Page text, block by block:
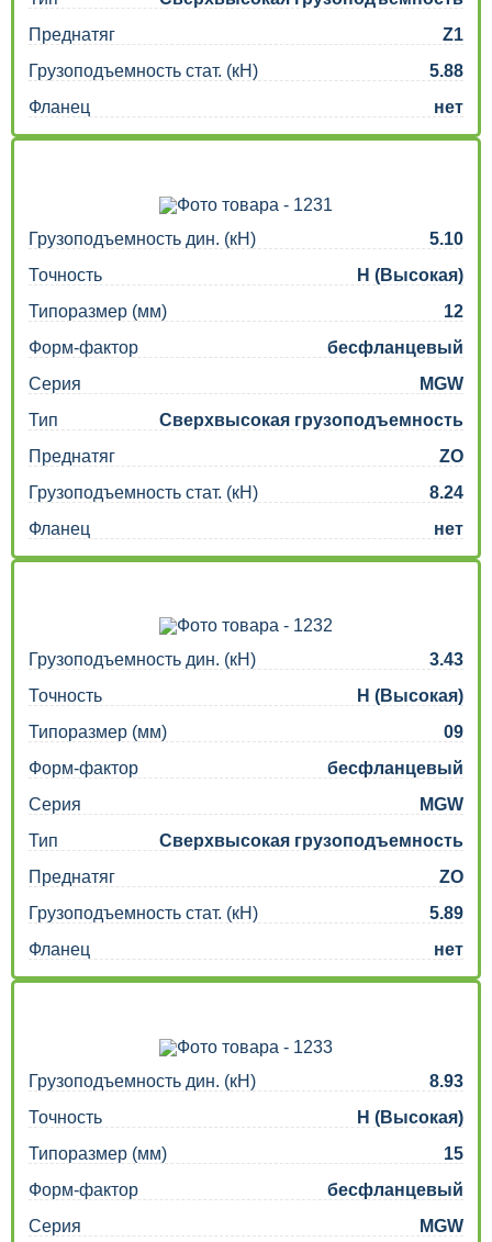
Преднатяг
Z1
Грузоподъемность стат. (кН)
5.88
Фланец
нет
Грузоподъемность дин. (кН)
5.10
Точность
H (Высокая)
Типоразмер (мм)
12
Форм-фактор
бесфланцевый
Серия
MGW
Тип
Сверхвысокая грузоподъемность
Преднатяг
ZO
Грузоподъемность стат. (кН)
8.24
Фланец
нет
Грузоподъемность дин. (кН)
3.43
Точность
H (Высокая)
Типоразмер (мм)
09
Форм-фактор
бесфланцевый
Серия
MGW
Тип
Сверхвысокая грузоподъемность
Преднатяг
ZO
Грузоподъемность стат. (кН)
5.89
Фланец
нет
Грузоподъемность дин. (кН)
8.93
Точность
H (Высокая)
Типоразмер (мм)
15
Форм-фактор
бесфланцевый
Серия
MGW